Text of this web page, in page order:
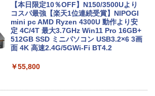
薄型 軽量 初心者 学生 ビジネス 初期設定
済み 新モデル ホワイト ピンク シルバー
￥29,980
MS Office 2024 H&B 搭載｜中古ノート
【本日限定10％OFF】N150/3500Uより
コスパ最強【楽天1位連続受賞】NIPOGI
mini pc AMD Ryzen 4300U 動作より安
定 4C/4T 最大3.7GHz Win11 Pro 16GB+
512GB SSD ミニパソコン USB3.2×6 3画
面 4K 高速2.4G/5GWi-Fi BT4.2
￥55,800